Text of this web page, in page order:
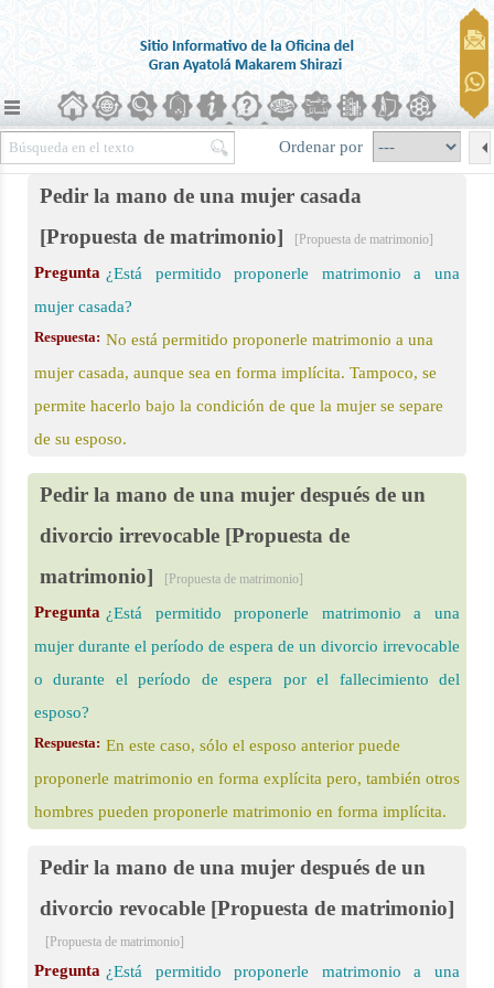
Ordenar por
Pedir la mano de una mujer casada
[Propuesta de matrimonio]
[Propuesta de matrimonio]
Pregunta ¿Está permitido proponerle matrimonio a una
mujer casada?
Respuesta: No está permitido proponerle matrimonio a una
mujer casada, aunque sea en forma implícita. Tampoco, se
permite hacerlo bajo la condición de que la mujer se separe
de su esposo.
Pedir la mano de una mujer después de un
divorcio irrevocable [Propuesta de
matrimonio]
[Propuesta de matrimonio]
Pregunta ¿Está permitido proponerle matrimonio a una
mujer durante el período de espera de un divorcio irrevocable
o durante el período de espera por el fallecimiento del
esposo?
Respuesta: En este caso, sólo el esposo anterior puede
proponerle matrimonio en forma explícita pero, también otros
hombres pueden proponerle matrimonio en forma implícita.
Pedir la mano de una mujer después de un
divorcio revocable [Propuesta de matrimonio]
[Propuesta de matrimonio]
Pregunta ¿Está permitido proponerle matrimonio a una